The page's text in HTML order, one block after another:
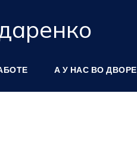
А У НАС ВО ДВОРЕ